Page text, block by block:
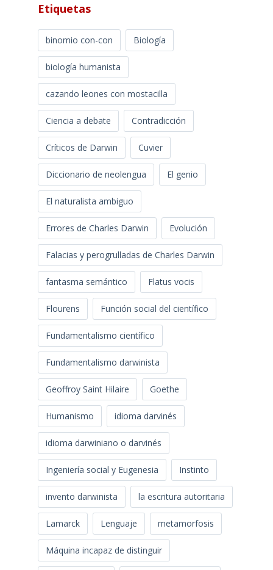
Etiquetas
binomio con-con Biología
biología humanista
cazando leones con mostacilla
Ciencia a debate Contradicción
Críticos de Darwin Cuvier
Diccionario de neolengua El genio
El naturalista ambiguo
Errores de Charles Darwin Evolución
Falacias y perogrulladas de Charles Darwin
fantasma semántico Flatus vocis
Flourens Función social del científico
Fundamentalismo científico
Fundamentalismo darwinista
Geoffroy Saint Hilaire Goethe
Humanismo idioma darvinés
idioma darwiniano o darvinés
Ingeniería social y Eugenesia Instinto
invento darwinista la escritura autoritaria
Lamarck Lenguaje metamorfosis
Máquina incapaz de distinguir